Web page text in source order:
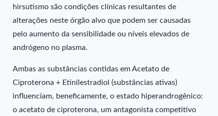
hirsutismo são condições clínicas resultantes de
alterações neste órgão alvo que podem ser causadas
pelo aumento da sensibilidade ou níveis elevados de
andrógeno no plasma.
Ambas as substâncias contidas em Acetato de
Ciproterona + Etinilestradiol (substâncias ativas)
influenciam, beneficamente, o estado hiperandrogênico:
o acetato de ciproterona, um antagonista competitivo